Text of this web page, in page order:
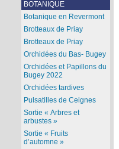
BOTANIQUE
Botanique en Revermont
Brotteaux de Priay
Brotteaux de Priay
Orchidées du Bas- Bugey
Orchidées et Papillons du
Bugey 2022
Orchidées tardives
Pulsatilles de Ceignes
Sortie « Arbres et
arbustes »
Sortie « Fruits
d’automne »